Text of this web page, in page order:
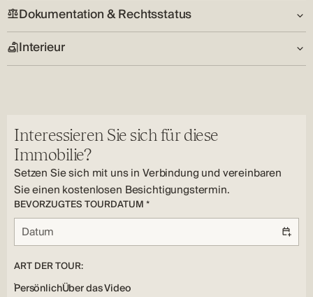
Sukošan
Land:
HR
Garage:
Nein
Dokumentation & Rechtsstatus
Schlüssel im Besitz:
Interieur
Interessieren Sie sich für diese
Immobilie?
Setzen Sie sich mit uns in Verbindung und vereinbaren
Sie einen kostenlosen Besichtigungstermin.
BEVORZUGTES TOURDATUM *
ART DER TOUR:
PersönlichÜber das Video